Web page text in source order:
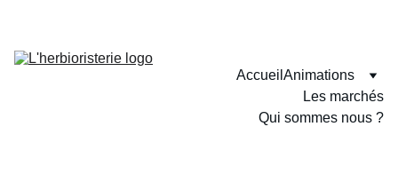
Accueil Animations
Les marchés
Qui sommes nous ?